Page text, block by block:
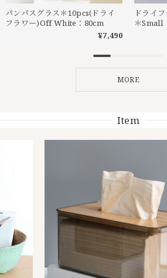
パンパスグラス＊10pcs(ドライ
フラワー)Off White：80cm
¥7,490
ドライ
＊
MORE
Item